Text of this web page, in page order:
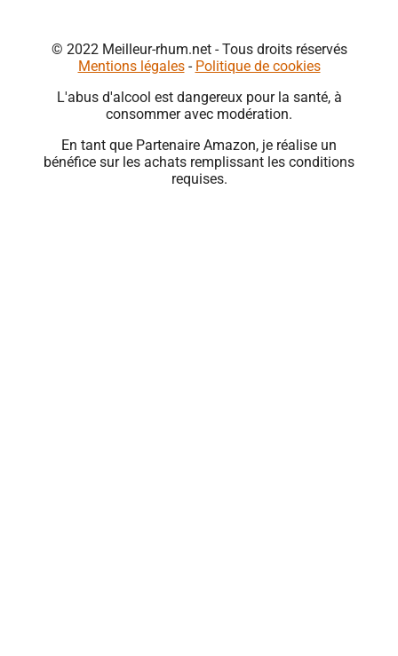
© 2022 Meilleur-rhum.net - Tous droits réservés
Mentions légales- Politique de cookies
L'abus d'alcool est dangereux pour la santé, à
consommer avec modération.
En tant que Partenaire Amazon, je réalise un
bénéfice sur les achats remplissant les conditions
requises.